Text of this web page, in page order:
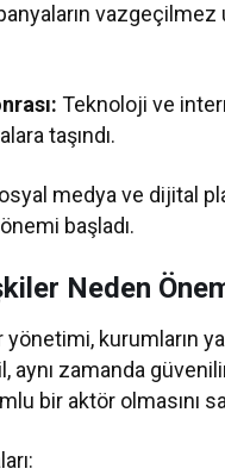
vazgeçilmez
Teknoloji ve
taşındı.
medya ve dijital
başladı.
Neden
yönetimi, kurumların
aynı zamanda
bir aktör olmasını